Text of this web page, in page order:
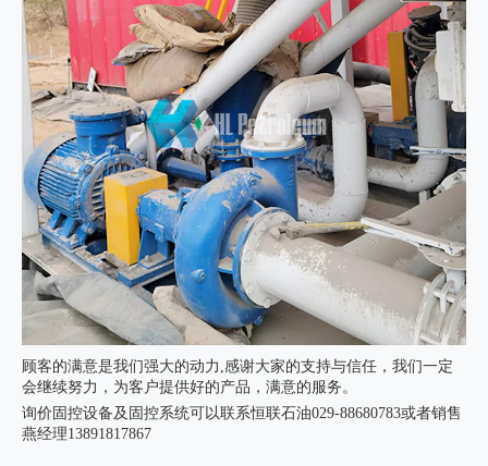
顾客的满意是我们强大的动力,感谢大家的支持与信任，我们一定
会继续努力，为客户提供好的产品，满意的服务。
询价固控设备及固控系统可以联系恒联石油029-88680783或者销售
燕经理13891817867